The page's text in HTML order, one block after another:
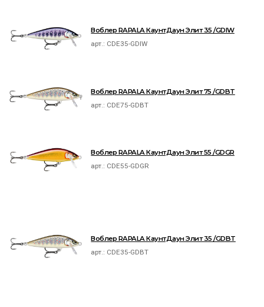
Воблер RAPALA КаунтДаун Элит 35 /GDIW
арт.: CDE35-GDIW
Воблер RAPALA КаунтДаун Элит 75 /GDBT
арт.: CDE75-GDBT
Воблер RAPALA КаунтДаун Элит 55 /GDGR
арт.: CDE55-GDGR
Воблер RAPALA КаунтДаун Элит 35 /GDBT
арт.: CDE35-GDBT